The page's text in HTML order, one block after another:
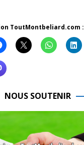
ToutMontbeliard.com :
NOUS SOUTENIR